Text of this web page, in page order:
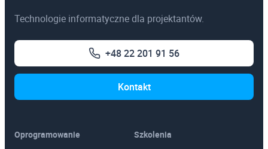
3ds Max
Autodesk Revit Architecture
Technologie informatyczne dla projektantów.
+48 22 201 91 56
Kontakt
Oprogramowanie Szkolenia